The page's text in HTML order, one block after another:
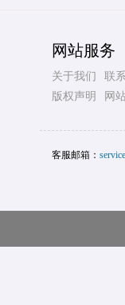
网站服务
关于我们 联
版权声明
网
客服邮箱：